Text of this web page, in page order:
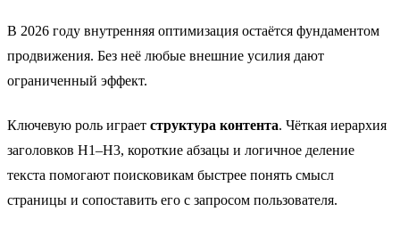
В 2026 году внутренняя оптимизация остаётся фундаментом
продвижения. Без неё любые внешние усилия дают
ограниченный эффект.
Ключевую роль играет структура контента. Чёткая иерархия
заголовков H1–H3, короткие абзацы и логичное деление
текста помогают поисковикам быстрее понять смысл
страницы и сопоставить его с запросом пользователя.